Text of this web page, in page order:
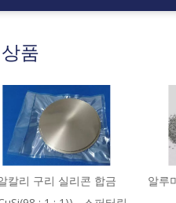
품
칼리 구리 실리콘 합금
알루